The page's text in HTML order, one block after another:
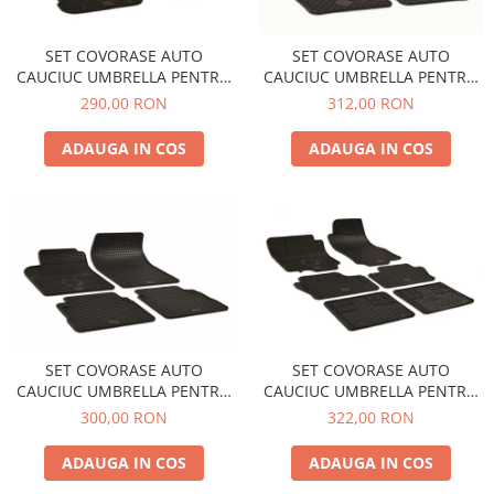
SET COVORASE AUTO
CAUCIUC UMBRELLA PENTRU
VW GOLF IV (1997-2006) BORA
(1998-2010)
290,00 RON
ADAUGA IN COS
SET COVORASE AUTO
CAUCIUC UMBRELLA PENTRU
BMW 3er (F30/F31) (2012-
HYBRID) (2019-) 4er
(F32/F33/F36) (2013-2020) 4er
312,00 RON
ADAUGA IN COS
SET COVORASE AUTO
CAUCIUC UMBRELLA PENTRU
OPEL VECTRA C (2002-2008)
300,00 RON
ADAUGA IN COS
SET COVORASE AUTO
CAUCIUC UMBRELLA PENTRU
OPEL ZAFIRA B (2005-2010) - 6
322,00 RON
ADAUGA IN COS